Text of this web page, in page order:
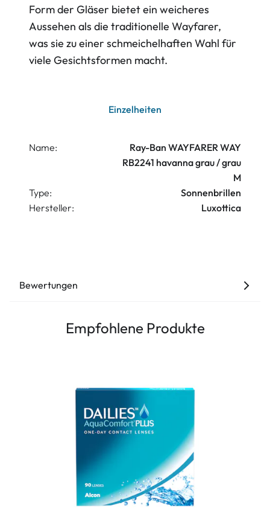
Form der Gläser bietet ein weicheres
Aussehen als die traditionelle Wayfarer,
was sie zu einer schmeichelhaften Wahl für
viele Gesichtsformen macht.
Einzelheiten
Name:
Ray-Ban WAYFARER WAY
RB2241 havanna grau / grau
M
Type:
Sonnenbrillen
Hersteller:
Luxottica
Bewertungen
Empfohlene Produkte